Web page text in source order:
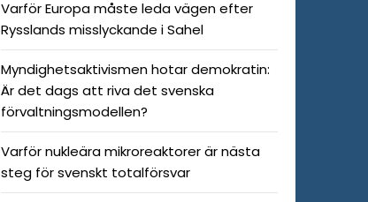
Varför Europa måste leda vägen efter
Rysslands misslyckande i Sahel
Myndighetsaktivismen hotar demokratin:
Är det dags att riva det svenska
förvaltningsmodellen?
Varför nukleära mikroreaktorer är nästa
steg för svenskt totalförsvar